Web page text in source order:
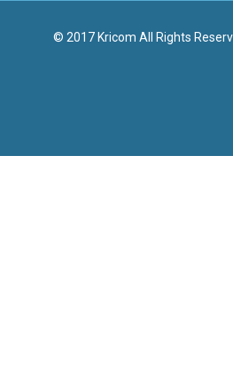
© 2017 Kricom All Rights